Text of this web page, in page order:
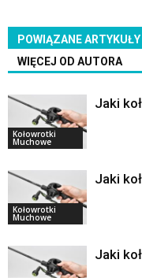
POWIĄZANE ARTYKUŁY
WIĘCEJ OD AUTORA
Kołowrotki
Muchowe
Jaki
Kołowrotki
Muchowe
Jaki
Jaki